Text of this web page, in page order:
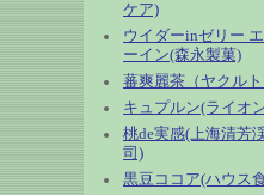
ケア)
ウイダーinゼリー
ーイン(森永製菓)
蕃爽麗茶（ヤクルト
キュプルン(ライオ
桃de実感(上海清芳
司)
黒豆ココア(ハウス